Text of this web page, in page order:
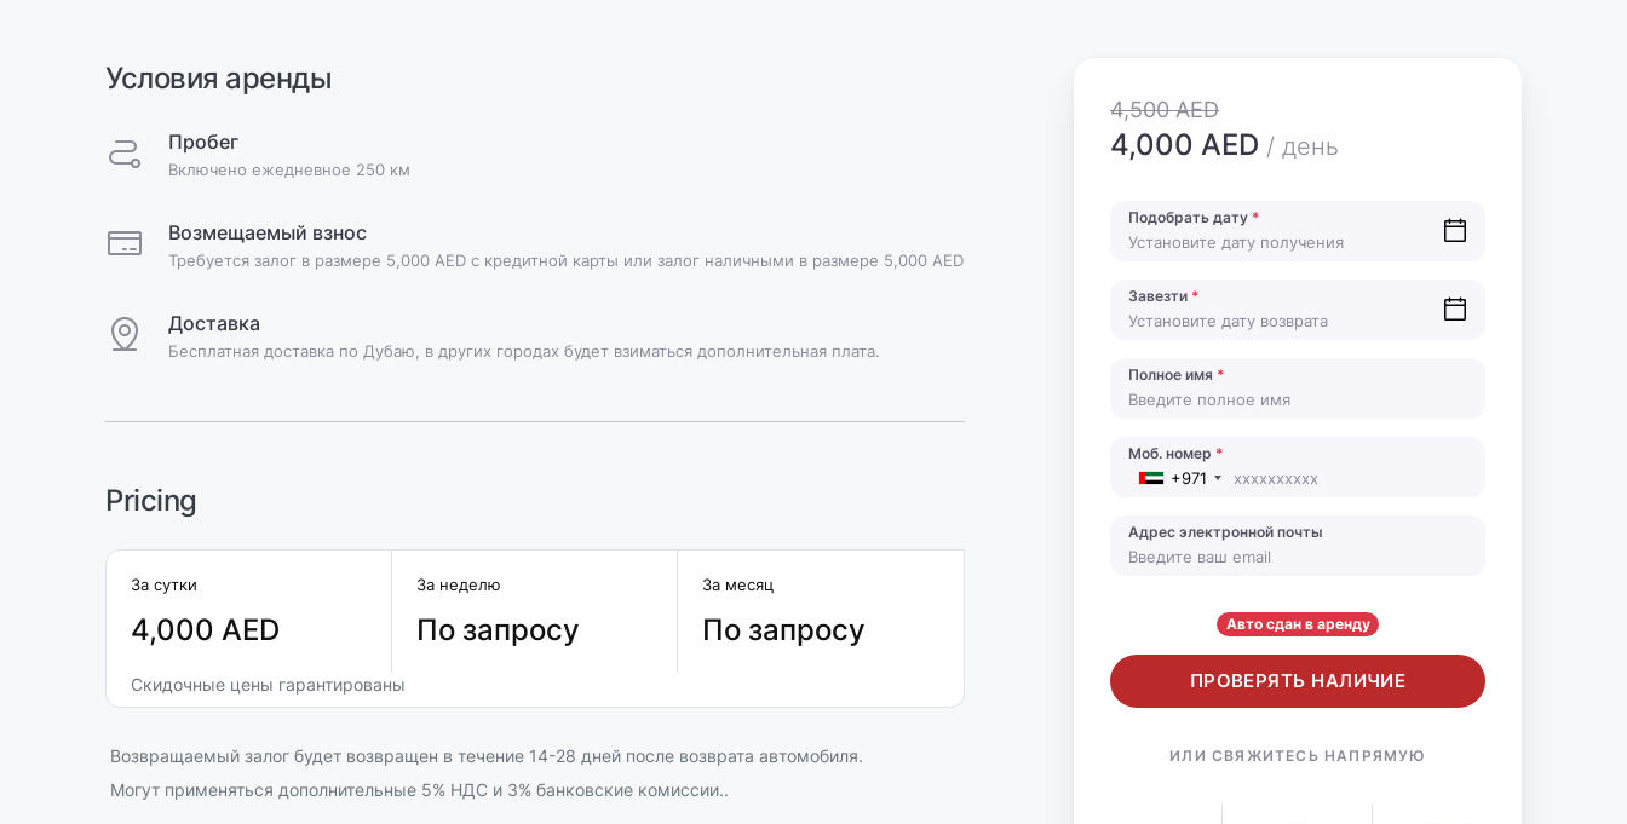
Условия аренды
Пробег
Включено ежедневное 250 км
Возмещаемый взнос
Требуется залог в размере 5,000 AED с кредитной карты или залог наличными в размере 5,000 AED
Доставка
Бесплатная доставка по Дубаю, в других городах будет взиматься дополнительная плата.
Pricing
За сутки
4,000 AED
За неделю
По запросу
За месяц
По запросу
Скидочные цены гарантированы
Возвращаемый залог будет возвращен в течение 14-28 дней после возврата автомобиля.
Могут применяться дополнительные 5% НДС и 3% банковские комиссии..
4,500 AED
4,000 AED / день
Подобрать дату *
Завезти *
Полное имя *
Моб. номер *
+971
Адрес электронной почты
Авто сдан в аренду
ПРОВЕРЯТЬ НАЛИЧИЕ
ИЛИ СВЯЖИТЕСЬ НАПРЯМУЮ